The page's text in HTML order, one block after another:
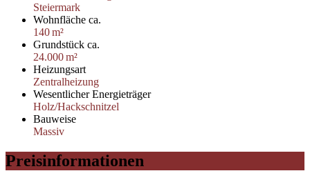
Steiermark
Wohnfläche ca.
140 m²
Grund­stück ca.
24.000 m²
Heizungsart
Zentralheizung
Wesentlicher Energieträger
Holz/Hackschnitzel
Bauweise
Massiv
Preisinformationen